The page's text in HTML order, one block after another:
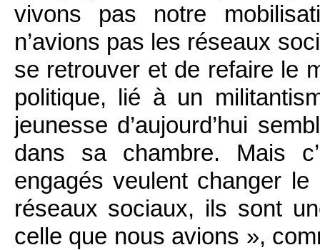
vivons pas notre
n’avions pas les réseaux
se retrouver et de refaire le
politique, lié à un
jeunesse d’aujourd’hui
dans sa chambre. Mais
engagés veulent changer
réseaux sociaux, ils sont
celle que nous avions »,